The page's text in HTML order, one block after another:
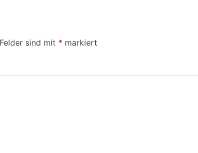
sind mit * markiert